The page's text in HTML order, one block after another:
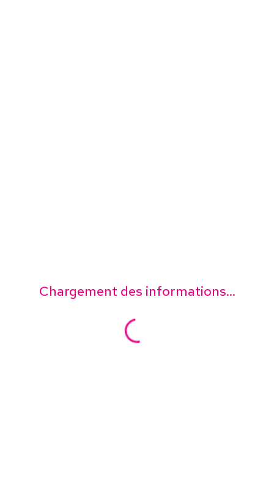
Chargement des informations...